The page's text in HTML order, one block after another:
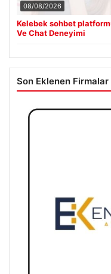
08/08/2026
Kelebek sohbet
Ve Chat Deneyimi
Son Eklenen Firmalar